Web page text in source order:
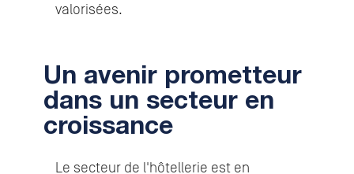
valorisées.
Un avenir prometteur
dans un secteur en
croissance
Le secteur de l'hôtellerie est en